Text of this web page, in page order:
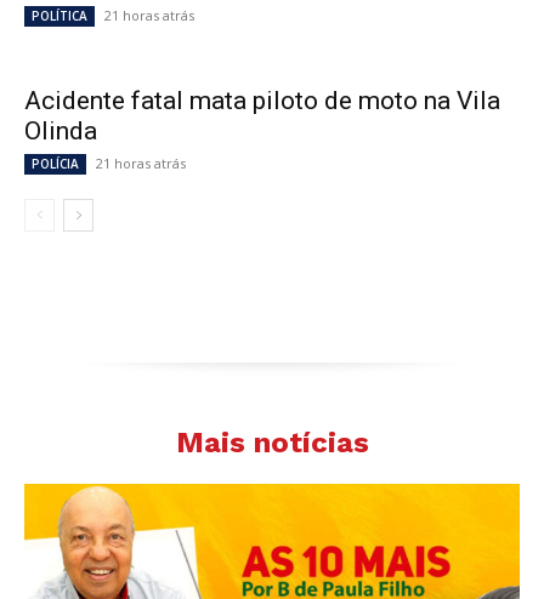
POLÍTICA 21 horas atrás
Acidente fatal mata piloto de moto na Vila
Olinda
POLÍCIA 21 horas atrás
Mais notícias